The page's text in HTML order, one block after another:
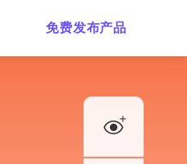
免费发布产品